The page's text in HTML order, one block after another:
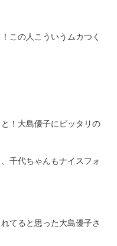
この人こういうムカつく
！大島優子にピッタリの
千代ちゃんもナイスフォ
てると思った大島優子さ